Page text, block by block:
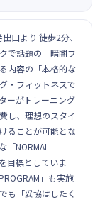
口より 徒歩2分、
で話題の「暗闇フ
内容の「本格的な
・フィットネスで
ーがトレーニング
し、理想のスタイ
ることが可能とな
「NORMAL
目標としていま
」も実施
も「妥協はしたく